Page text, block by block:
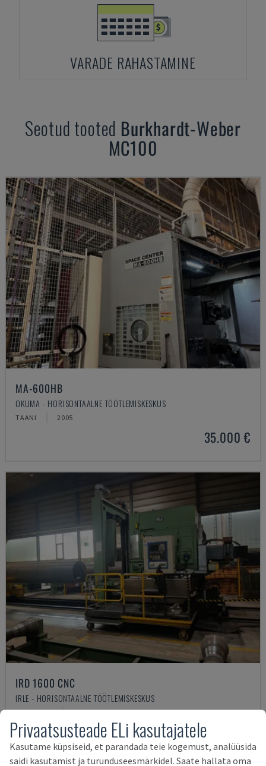
VARADE RAHASTAMINE
Seotud tooted Burkhardt-Weber
MC100
MA-600HB
OKUMA - HORISONTAALNE TÖÖTLEMISKESKUS
TAANI 2005
35.000 €
IRD 1600 CNC
IRLE - HORISONTAALNE TÖÖTLEMISKESKUS
SAKSAMAA 2004
75.000 €
Privaatsusteade ELi kasutajatele
Kasutame küpsiseid, et parandada teie kogemust, analüüsida
saidi kasutamist ja turunduseesmärkidel. Saate hallata oma